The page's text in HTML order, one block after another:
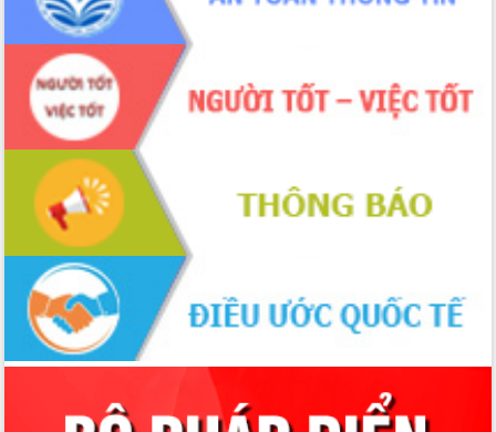
Hội nghị Báo cáo viên Trung ương
tháng 01/2026
Phó Thủ tướng Hồ Quốc Dũng đánh giá
cao kết quả Chiến dịch Quang Trung
tại Đắk Lắk
Hội nghị Ban Chấp hành Đảng bộ tỉnh
Đắk Lắk lần thứ 2 (mở rộng)
Tập trung giải phóng mặt bằng, đẩy
nhanh tiến độ Tuyến đường bộ ven
biển
Gỡ khó, khởi công xây dựng, sửa chữa
toàn bộ nhà ở cho hộ dân đúng tiến độ
đề ra
UBND tỉnh Đắk Lắk tổng kết công tác
quốc phòng, quân sự địa phương năm
Tập trung triển khai quyết liệt, đồng bộ
các giải pháp nhằm thực hiện hiệu quả